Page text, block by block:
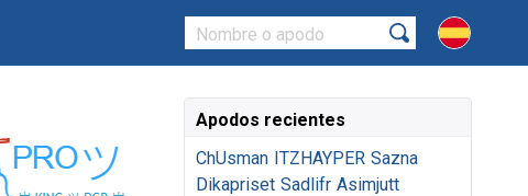
Apodos recientes
ChUsman ITZHAYPER Sazna
Dikapriset Sadlifr Asimjutt